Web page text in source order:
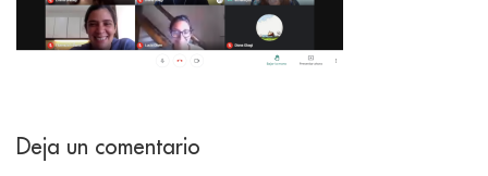
Deja un comentario